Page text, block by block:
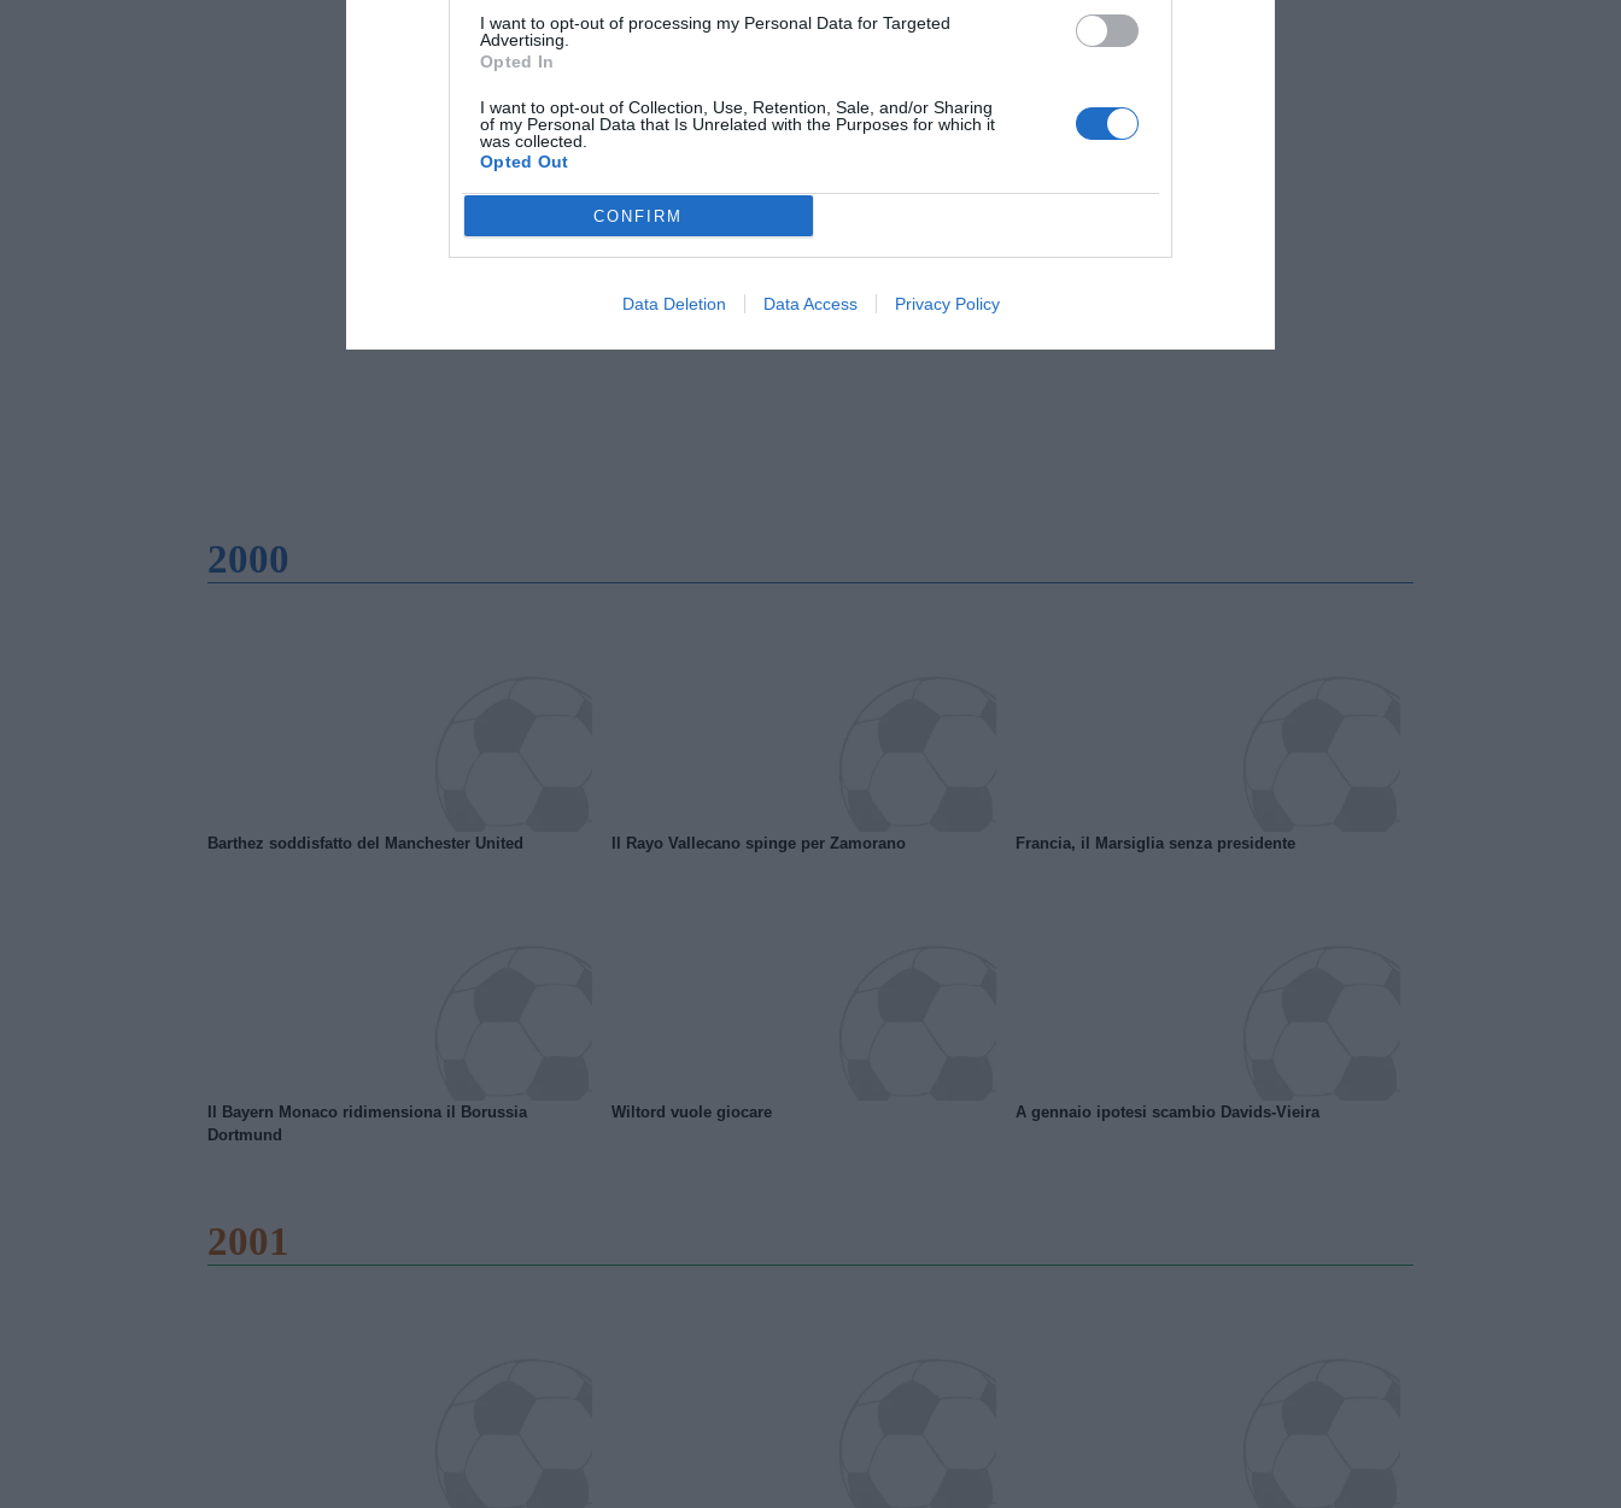
I want to opt-out of processing my Personal Data for Targeted
Advertising.
Opted In
I want to opt-out of Collection, Use, Retention, Sale, and/or Sharing
of my Personal Data that Is Unrelated with the Purposes for which it
was collected.
Opted Out
CONFIRM
Data Deletion Data Access Privacy Policy
2000
Barthez soddisfatto del Manchester United Il Rayo Vallecano spinge per Zamorano Francia, il Marsiglia senza presidente
Il Bayern Monaco ridimensiona il Borussia
Dortmund
Wiltord vuole giocare A gennaio ipotesi scambio Davids-Vieira
2001